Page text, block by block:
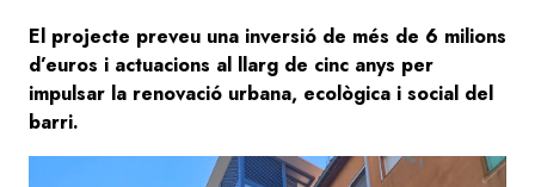
El projecte preveu una inversió de més de 6 milions
d’euros i actuacions al llarg de cinc anys per
impulsar la renovació urbana, ecològica i social del
barri.